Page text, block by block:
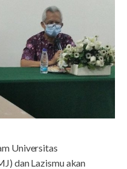
Universitas
dan Lazismu akan